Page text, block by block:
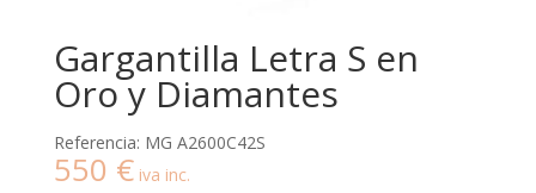
Gargantilla Letra S en
Oro y Diamantes
Referencia: MG A2600C42S
550 € iva inc.